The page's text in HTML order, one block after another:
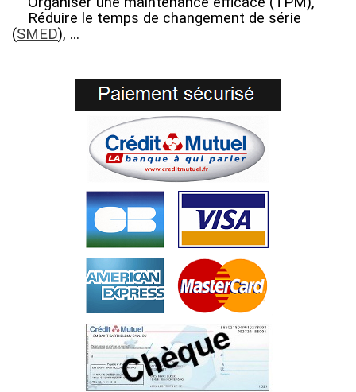
Réduire le temps de changement de série
(SMED), ...